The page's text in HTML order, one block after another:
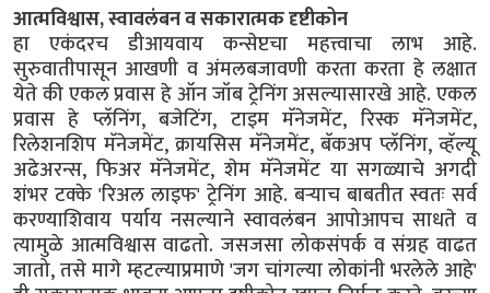
आत्मविश्वास, स्वावलंबन व सकारात्मक दृष्टीकोन
हा एकंदरच डीआयवाय कन्सेप्टचा महत्त्वाचा लाभ आहे.
सुरुवातीपासून आखणी व अंमलबजावणी करता करता हे लक्षात
येते की एकल प्रवास हे ऑन जॉब ट्रेनिंग असल्यासारखे आहे. एकल
प्रवास हे प्लॅनिंग, बजेटिंग, टाइम मॅनेजमेंट, रिस्क मॅनेजमेंट,
रिलेशनशिप मॅनेजमेंट, क्रायसिस मॅनेजमेंट, बॅकअप प्लॅनिंग, व्हॅल्यू
अढेअरन्स, फिअर मॅनेजमेंट, शेम मॅनेजमेंट या सगळ्याचे अगदी
शंभर टक्के 'रिअल लाइफ' ट्रेनिंग आहे. बऱ्याच बाबतीत स्वतः सर्व
करण्याशिवाय पर्याय नसल्याने स्वावलंबन आपोआपच साधते व
त्यामुळे आत्मविश्वास वाढतो. जसजसा लोकसंपर्क व संग्रह वाढत
जातो, तसे मागे म्हटल्याप्रमाणे 'जग चांगल्या लोकांनी भरलेले आहे'